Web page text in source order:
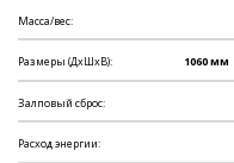
Масса/вес:
Размеры (ДхШхВ): 1060 мм
Залповый сброс:
Расход энергии: